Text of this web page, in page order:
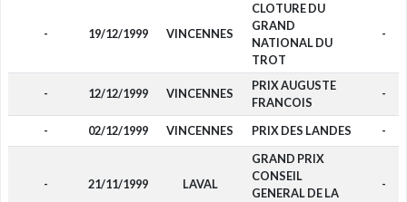
- 19/12/1999 VINCENNES
CLOTURE DU
GRAND
NATIONAL DU
TROT
-
- 12/12/1999 VINCENNES
PRIX AUGUSTE
FRANCOIS
-
- 02/12/1999 VINCENNES PRIX DES LANDES -
- 21/11/1999 LAVAL
GRAND PRIX
CONSEIL
GENERAL DE LA
-